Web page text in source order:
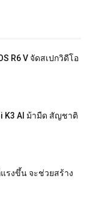
R6 V จัดสเปกวิดีโอ
K3 AI ม้ามืด สัญชาติ
รงขึ้น จะช่วยสร้าง